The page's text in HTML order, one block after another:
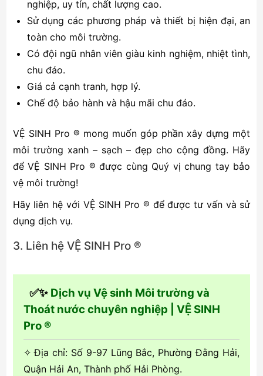
nghiệp, uy tín, chất lượng cao.
Sử dụng các phương pháp và thiết bị hiện đại, an
toàn cho môi trường.
Có đội ngũ nhân viên giàu kinh nghiệm, nhiệt tình,
chu đáo.
Giá cả cạnh tranh, hợp lý.
Chế độ bảo hành và hậu mãi chu đáo.
VỆ SINH Pro ® mong muốn góp phần xây dựng một
môi trường xanh – sạch – đẹp cho cộng đồng. Hãy
để VỆ SINH Pro ® được cùng Quý vị chung tay bảo
vệ môi trường!
Hãy liên hệ với VỆ SINH Pro ® để được tư vấn và sử
dụng dịch vụ.
3. Liên hệ VỆ SINH Pro ®
✅✨ Dịch vụ Vệ sinh Môi trường và
Thoát nước chuyên nghiệp | VỆ SINH
Pro ®
✧ Địa chỉ: Số 9-97 Lũng Bắc, Phường Đằng Hải,
Quận Hải An, Thành phố Hải Phòng.